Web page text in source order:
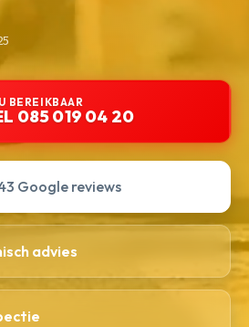
BEREIKBAAR
085 019 04 20
Google reviews
advies